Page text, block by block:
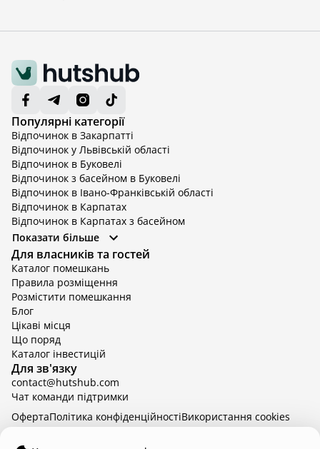
Популярні категорії
Відпочинок в Закарпатті
Відпочинок у Львівській області
Відпочинок в Буковелі
Відпочинок з басейном в Буковелі
Відпочинок в Івано-Франківській області
Відпочинок в Карпатах
Відпочинок в Карпатах з басейном
Відпочинок в Київській області
Відпочинок в Київській області з басейном
Відпочинок в Тернопільській області
Відпочинок у Вінницькій області
Відпочинок в Яремче
Відпочинок у Львівській області з басейном
Відпочинок з басейном в Тернопільській області
Показати більше
Для власників та гостей
Каталог помешкань
Правила розміщення
Розмістити помешкання
Блог
Цікаві місця
Що поряд
Каталог інвестицій
Для зв'язку
contact@hutshub.com
Чат команди підтримки
hutshub | ©2026
ОфертаПолітика конфіденційностіBикористання cookies